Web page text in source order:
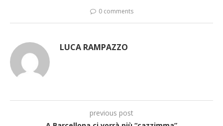
0 comments
LUCA RAMPAZZO
previous post